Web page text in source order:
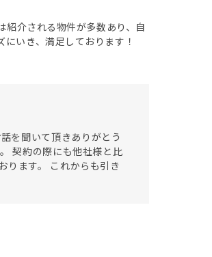
紹介される物件が多数あり、自
いき、満足しております！
を聞いて頂きありがとう
契約の際にも他社様と比
ります。 これからも引き